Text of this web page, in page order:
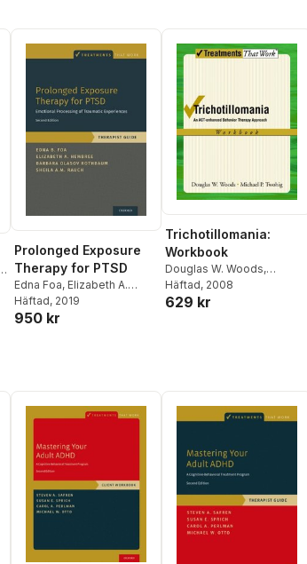
Prolonged Exposure
Therapy for PTSD
Edna Foa, Elizabeth A.
Hembree,Barbara Olasov
Rothbaum
Häftad, 2019
950 kr
Trichotillomania:
Workbook
Douglas W. Woods,
Michael P. Twohig
Häftad, 2008
629 kr